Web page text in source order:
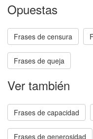
Opuestas
Frases de censura
Frases de queja
Ver también
Frases de capacidad
Frases de generosidad